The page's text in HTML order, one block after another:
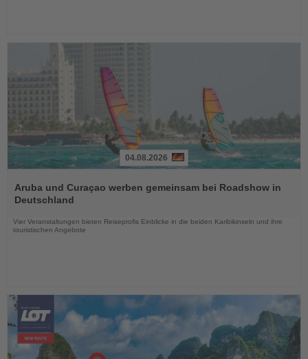
Sie
die
04.08.2026
Aruba und Curaçao werben gemeinsam bei Roadshow in
Deutschland
Vier Veranstaltungen bieten Reiseprofis Einblicke in die beiden Karibikinseln und ihre
touristischen Angebote